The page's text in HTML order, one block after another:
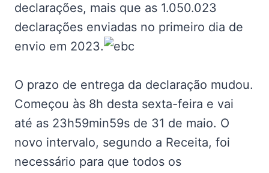
declarações, mais que as 1.050.023
declarações enviadas no primeiro dia de
envio em 2023.
O prazo de entrega da declaração mudou.
Começou às 8h desta sexta-feira e vai
até as 23h59min59s de 31 de maio. O
novo intervalo, segundo a Receita, foi
necessário para que todos os